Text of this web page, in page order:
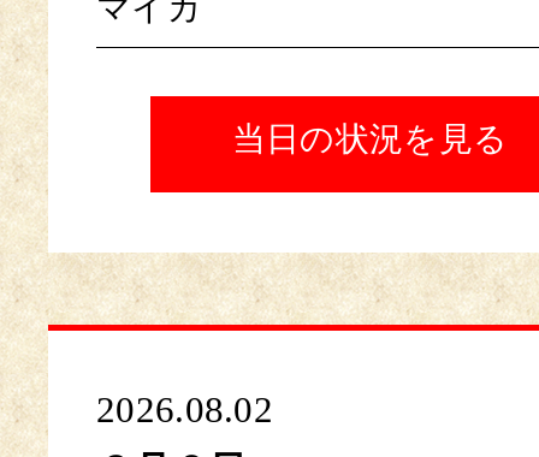
マイカ
当日の状況を見る
2026.08.02